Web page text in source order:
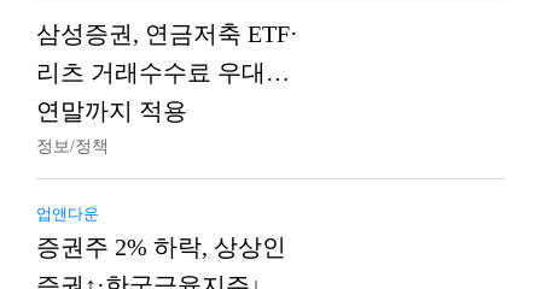
삼성증권, 연금저축 ETF·
리츠 거래수수료 우대…
연말까지 적용
정보/정책
업앤다운
증권주 2% 하락, 상상인